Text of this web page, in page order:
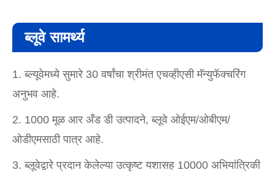
ब्लूवे सामर्थ्य
1. ब्ल्यूवेमध्ये सुमारे 30 वर्षांचा श्रीमंत एचव्हीएसी मॅन्युफॅक्चरिंग
अनुभव आहे.
2. 1000 मूळ आर अँड डी उत्पादने, ब्लूवे ओईएम/ओबीएम/
ओडीएमसाठी पात्र आहे.
3. ब्लूवेद्वारे प्रदान केलेल्या उत्कृष्ट यशासह 10000 अभियांत्रिकी